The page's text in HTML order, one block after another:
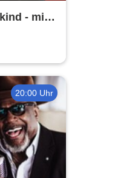
- mit
20:00 Uhr